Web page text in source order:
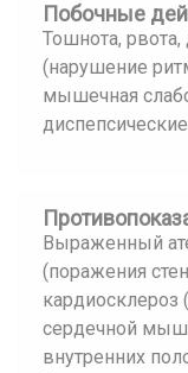
Побочные
Тошнота, рвота,
(нарушение
мышечная
Выраженный
(поражения
кардиосклероз
сердечной
внутренних